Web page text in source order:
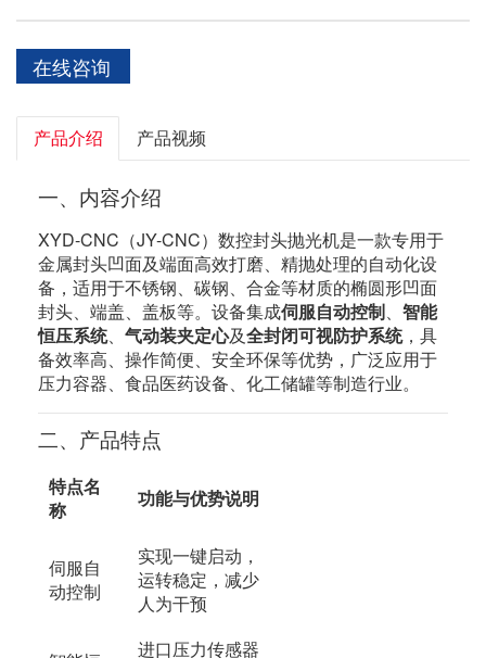
在线咨询
产品介绍 产品视频
一、内容介绍
XYD-CNC（JY-CNC）数控封头抛光机是一款专用于
金属封头凹面及端面高效打磨、精抛处理的自动化设
备，适用于不锈钢、碳钢、合金等材质的椭圆形凹面
封头、端盖、盖板等。设备集成伺服自动控制、 智能
恒压系统、 气动装夹定心及全封闭可视防护系统，具
备效率高、操作简便、安全环保等优势，广泛应用于
压力容器、食品医药设备、化工储罐等制造行业。
二、产品特点
特点名
称
功能与优势说明
伺服自
动控制
实现一键启动，
运转稳定，减少
人为干预
进口压力传感器